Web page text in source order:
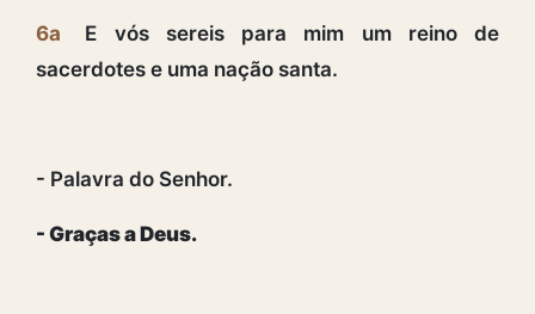
6a
E vós sereis para mim um reino de
sacerdotes e uma nação santa.
- Palavra do Senhor.
- Graças a Deus.